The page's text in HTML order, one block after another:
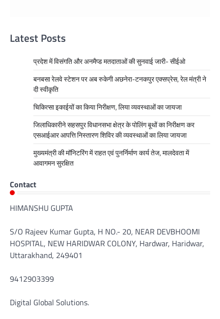
Latest Posts
प्रदेश में विसंगति और अनमैप्ड मतदाताओं की सुनवाई जारी- सीईओ
बनबसा रेलवे स्टेशन पर अब रुकेगी अछनेरा-टनकपुर एक्सप्रेस, रेल मंत्री ने
दी स्वीकृति
चिकित्सा इकाईयों का किया निरीक्षण, लिया व्यवस्थाओं का जायजा
जिलाधिकारीने सहसपुर विधानसभा क्षेत्र के पोलिंग बूथों का निरीक्षण कर
एसआईआर आपत्ति निस्तारण शिविर की व्यवस्थाओं का लिया जायजा
मुख्यमंत्री की मॉनिटरिंग में राहत एवं पुनर्निर्माण कार्य तेज, मालदेवता में
आवागमन सुरक्षित
Contact
HIMANSHU GUPTA
S/O Rajeev Kumar Gupta, H NO.- 20, NEAR DEVBHOOMI
HOSPITAL, NEW HARIDWAR COLONY, Hardwar, Haridwar,
Uttarakhand, 249401
9412903399
Digital Global Solutions.